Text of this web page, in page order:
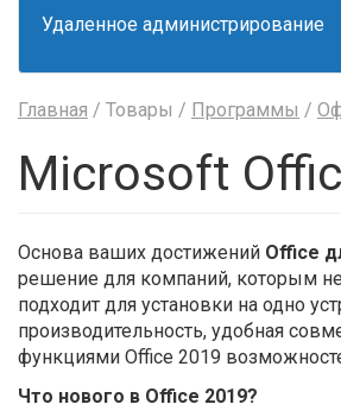
Удаленное администрирование
Главная / Товары / Программы /
Microsoft
Основа ваших достижений Office
решение для компаний, которым
подходит для установки на одно
производительность, удобная
функциями Office 2019
Что нового в Office 2019?